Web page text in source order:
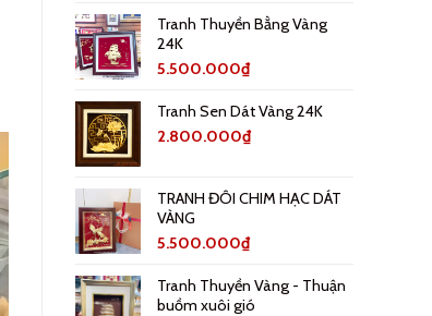
Tranh Thuyền Bằng Vàng
24K
5.500.000₫
Tranh Sen Dát Vàng 24K
2.800.000₫
TRANH ĐÔI CHIM HẠC DÁT
VÀNG
5.500.000₫
Tranh Thuyền Vàng - Thuận
buồm xuôi gió